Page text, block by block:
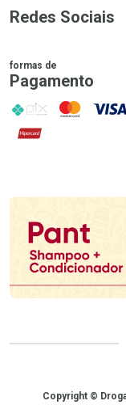
Redes Sociais
formas de
Pagamento
PIX MasterCard
VISA
Hipercard
CopyrightCopyright ©